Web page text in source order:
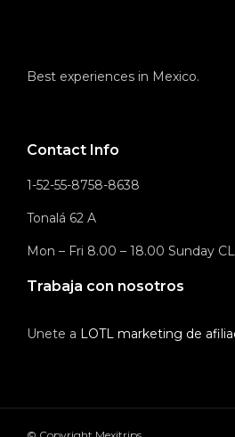
Best experiences in Mexico.
Contact Info
1-52-55-8758-8638
Tonalá 62 A
Mon – Fri 8.00 – 18.00 Sunday
Trabaja con nosotros
Unete a LOTL marketing de